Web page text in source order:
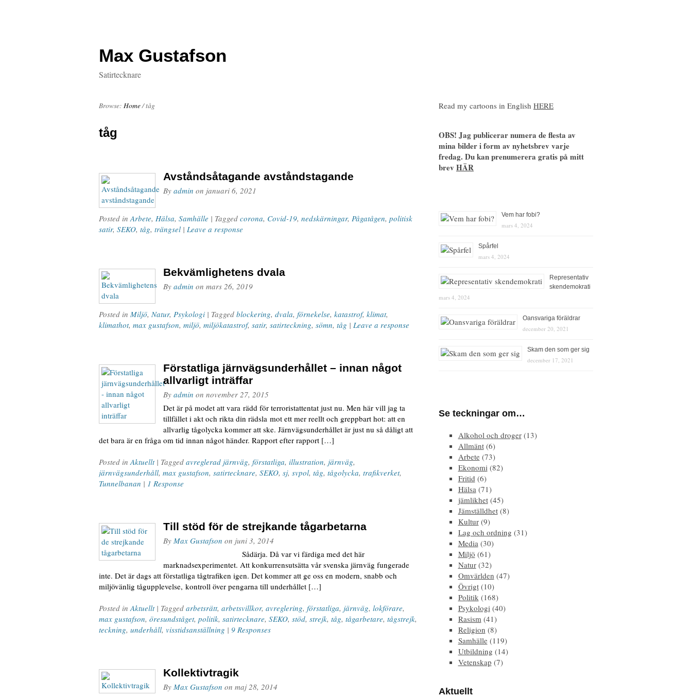
Max Gustafson
Satirtecknare
Browse: Home/tåg
tåg
Avståndsåtagande avståndstagande
By admin on januari 6, 2021
Posted inArbete, Hälsa, Samhälle | Tagged corona, Covid-19, nedskärningar, Pågatågen, politisk
satir, SEKO, tåg, trängsel | Leave a response
Bekvämlighetens dvala
By admin on mars 26, 2019
Posted in Miljö, Natur, Psykologi | Tagged blockering, dvala, förnekelse, katastrof, klimat,
klimathot, max gustafson, miljö, miljökatastrof, satir, satirteckning, sömn, tåg | Leave a response
Förstatliga järnvägsunderhållet – innan något
allvarligt inträffar
By admin on november 27, 2015
Det är på modet att vara rädd för terroristattentat just nu. Men här vill jag ta
tillfället i akt och rikta din rädsla mot ett mer reellt och greppbart hot: att en
allvarlig tågolycka kommer att ske. Järnvägsunderhållet är just nu så dåligt att
det bara är en fråga om tid innan något händer. Rapport efter rapport […]
Posted inAktuellt | Tagged avreglerad järnväg, förstatliga, illustration, järnväg,
järnvägsunderhåll, max gustafson, satirtecknare, SEKO, sj, svpol, tåg, tågolycka, trafikverket,
Tunnelbanan | 1 Response
Till stöd för de strejkande tågarbetarna
By Max Gustafson on juni 3, 2014
Sådärja. Då var vi färdiga med det här
marknadsexperimentet. Att konkurrensutsätta vår svenska järnväg fungerade
inte. Det är dags att förstatliga tågtrafiken igen. Det kommer att ge oss en modern, snabb och
miljövänlig tågupplevelse, kontroll över pengarna till underhållet […]
Posted inAktuellt | Tagged arbetsrätt, arbetsvillkor, avreglering, förstatliga, järnväg, lokförare,
max gustafson, öresundståget, politik, satirtecknare, SEKO, stöd, strejk, tåg, tågarbetare, tågstrejk,
teckning, underhåll, visstidsanställning | 9 Responses
Kollektivtragik
By Max Gustafson on maj 28, 2014
Read my cartoons in English HERE
OBS! Jag publicerar numera de flesta av
mina bilder i form av nyhetsbrev varje
fredag. Du kan prenumerera gratis på mitt
brev HÄR
Vem har fobi?
mars 4, 2024
Spårfel
mars 4, 2024
Representativ
skendemokrati
mars 4, 2024
Oansvariga föräldrar
december 20, 2021
Skam den som ger sig
december 17, 2021
Se teckningar om…
Alkohol och droger(13)
Allmänt(6)
Arbete(73)
Ekonomi(82)
Fritid (6)
Hälsa(71)
jämlikhet(45)
Jämställdhet(8)
Kultur(9)
Lag och ordning (31)
Media(30)
Miljö (61)
Natur(32)
Omvärlden (47)
Övrigt(10)
Politik(168)
Psykologi(40)
Rasism(41)
Religion (8)
Samhälle(119)
Utbildning (14)
Vetenskap (7)
Aktuellt